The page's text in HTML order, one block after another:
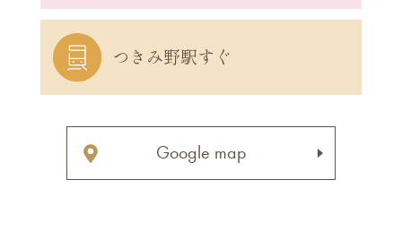
つきみ野駅すぐ
Google map